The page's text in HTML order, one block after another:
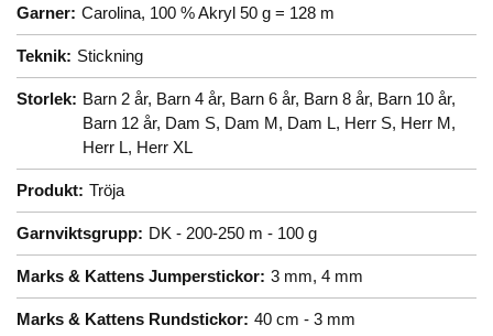
Garner: Carolina, 100 % Akryl 50 g = 128 m
Teknik: Stickning
Storlek: Barn 2 år, Barn 4 år, Barn 6 år, Barn 8 år, Barn 10 år,
Barn 12 år, Dam S, Dam M, Dam L, Herr S, Herr M,
Herr L, Herr XL
Produkt: Tröja
Garnviktsgrupp: DK - 200-250 m - 100 g
Marks & Kattens Jumperstickor: 3 mm, 4 mm
Marks & Kattens Rundstickor: 40 cm - 3 mm